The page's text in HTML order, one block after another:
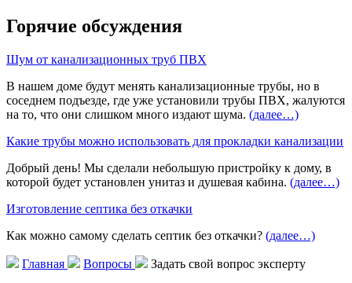
Горячие обсуждения
Шум от канализационных труб ПВХ
В нашем доме будут менять канализационные трубы, но в
соседнем подъезде, где уже установили трубы ПВХ, жалуются
на то, что они слишком много издают шума. (далее…)
Какие трубы можно использовать для прокладки канализации
Добрый день! Мы сделали небольшую пристройку к дому, в
которой будет установлен унитаз и душевая кабина. (далее…)
Изготовление септика без откачки
Как можно самому сделать септик без откачки? (далее…)
Главная Вопросы Задать свой вопрос эксперту